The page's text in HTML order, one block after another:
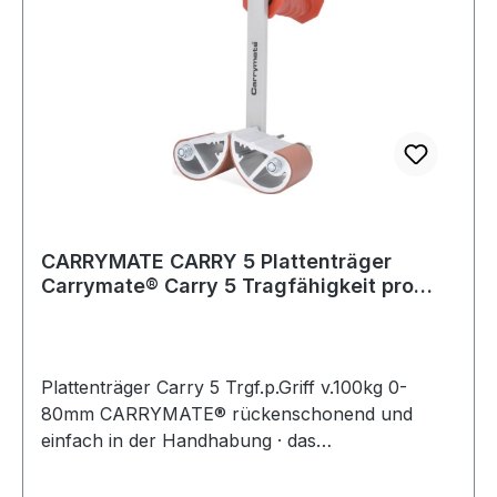
CARRYMATE CARRY 5 Plattenträger
Carrymate® Carry 5 Tragfähigkeit pro
Plattenträger Carry 5 Trgf.p.Griff v.100kg 0-
80mm CARRYMATE® rückenschonend und
einfach in der Handhabung · das